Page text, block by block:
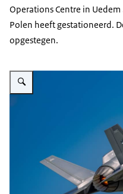
Operations Centre in Uedem
Polen heeft gestationeerd.
opgestegen.
Vergroot afbeelding Een F-35